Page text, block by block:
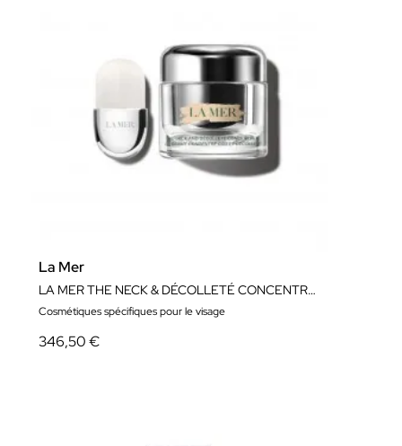
La Mer
LA MER THE NECK & DÉCOLLETÉ CONCENTRATE 50ML
Cosmétiques spécifiques pour le visage
346,50 €